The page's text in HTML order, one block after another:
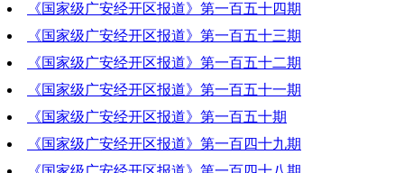
2022-03-03 20:23:28
《国家级广安经开区报道》第一百五十四期
2022-02-24 19:05:21
《国家级广安经开区报道》第一百五十三期
2022-02-17 20:37:50
《国家级广安经开区报道》第一百五十二期
2022-02-10 18:59:11
《国家级广安经开区报道》第一百五十一期
2022-02-11 15:35:52
《国家级广安经开区报道》第一百五十期
2022-01-27 20:18:38
《国家级广安经开区报道》第一百四十九期